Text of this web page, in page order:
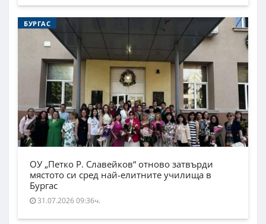
БУРГАС
ОУ „Петко Р. Славейков“ отново затвърди
мястото си сред най-елитните училища в
Бургас
31.07.2026 09:36ч.